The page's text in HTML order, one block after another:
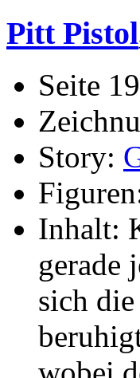
Pitt Pistol
Seite
Story:
Inhalt:
gerade
sich